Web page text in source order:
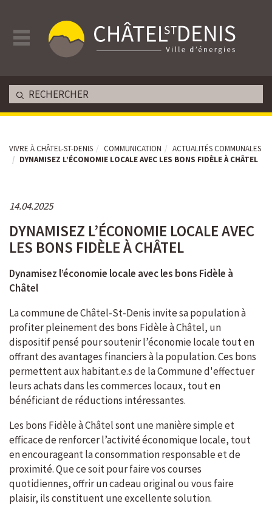
VIVRE À CHÂTEL-ST-DENIS COMMUNICATION
ACTUALITÉS COMMUNALES
DYNAMISEZ L’ÉCONOMIE LOCALE AVEC LES BONS FIDÈLE À CHÂTEL
14.04.2025
DYNAMISEZ L’ÉCONOMIE LOCALE AVEC
LES BONS FIDÈLE À CHÂTEL
Dynamisez l’économie locale avec les bons Fidèle à
Châtel
La commune de Châtel-St-Denis invite sa population à
profiter pleinement des bons Fidèle à Châtel, un
dispositif pensé pour soutenir l’économie locale tout en
offrant des avantages financiers à la population. Ces bons
permettent aux habitant.e.s de la Commune d'effectuer
leurs achats dans les commerces locaux, tout en
bénéficiant de réductions intéressantes.
Les bons Fidèle à Châtel sont une manière simple et
efficace de renforcer l’activité économique locale, tout
en encourageant la consommation responsable et de
proximité. Que ce soit pour faire vos courses
quotidiennes, offrir un cadeau original ou vous faire
plaisir, ils constituent une excellente solution.